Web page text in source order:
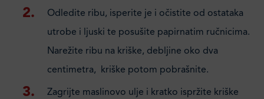
Odledite ribu, isperite je i očistite od ostataka
utrobe i ljuski te posušite papirnatim ručnicima.
Narežite ribu na kriške, debljine oko dva
centimetra, kriške potom pobrašnite.
Zagrijte maslinovo ulje i kratko ispržite kriške